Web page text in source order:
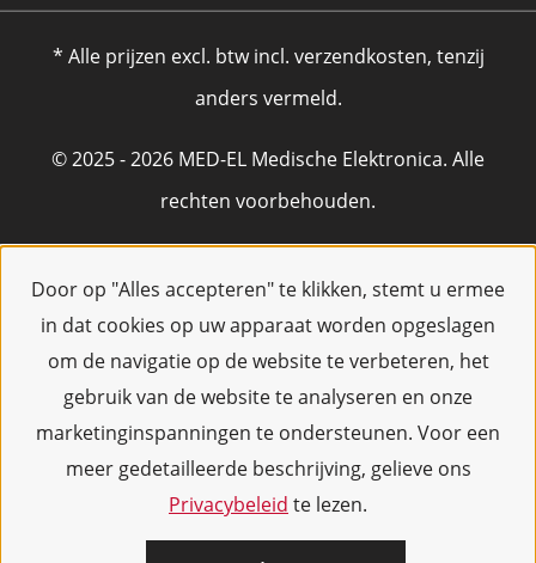
Door op "Alles accepteren" te klikken, stemt u ermee
in dat cookies op uw apparaat worden opgeslagen
om de navigatie op de website te verbeteren, het
gebruik van de website te analyseren en onze
marketinginspanningen te ondersteunen. Voor een
meer gedetailleerde beschrijving, gelieve ons
Privacybeleid te lezen.
* Alle prijzen excl. btw incl. verzendkosten, tenzij
anders vermeld.
© 2025 - 2026 MED-EL Medische Elektronica. Alle
rechten voorbehouden.